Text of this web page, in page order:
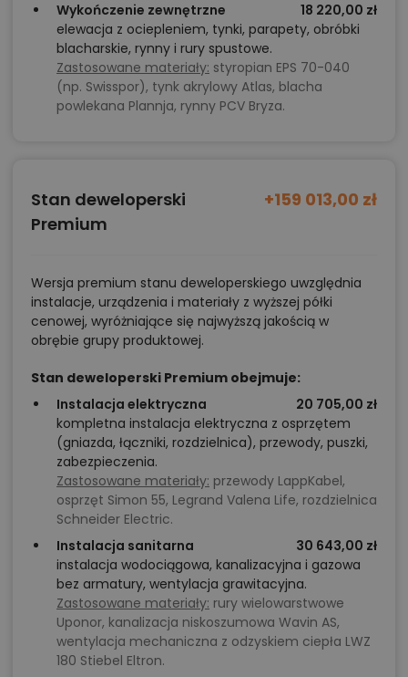
Wykończenie zewnętrzne
18 220,00 zł
elewacja z ociepleniem, tynki, parapety, obróbki
blacharskie, rynny i rury spustowe.
Zastosowane materiały: styropian EPS 70-040
(np. Swisspor), tynk akrylowy Atlas, blacha
powlekana Plannja, rynny PCV Bryza.
Stan deweloperski
Premium
+159 013,00 zł
Wersja premium stanu deweloperskiego uwzględnia
instalacje, urządzenia i materiały z wyższej półki
cenowej, wyróżniające się najwyższą jakością w
obrębie grupy produktowej.
Stan deweloperski Premium obejmuje:
Instalacja elektryczna
20 705,00 zł
kompletna instalacja elektryczna z osprzętem
(gniazda, łączniki, rozdzielnica), przewody, puszki,
zabezpieczenia.
Zastosowane materiały: przewody LappKabel,
osprzęt Simon 55, Legrand Valena Life, rozdzielnica
Schneider Electric.
Instalacja sanitarna
30 643,00 zł
instalacja wodociągowa, kanalizacyjna i gazowa
bez armatury, wentylacja grawitacyjna.
Zastosowane materiały: rury wielowarstwowe
Uponor, kanalizacja niskoszumowa Wavin AS,
wentylacja mechaniczna z odzyskiem ciepła LWZ
180 Stiebel Eltron.